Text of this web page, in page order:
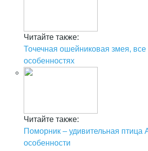
Читайте также:
Точечная ошейниковая змея,
особенностях
Читайте также:
Поморник – удивительная птица
особенности